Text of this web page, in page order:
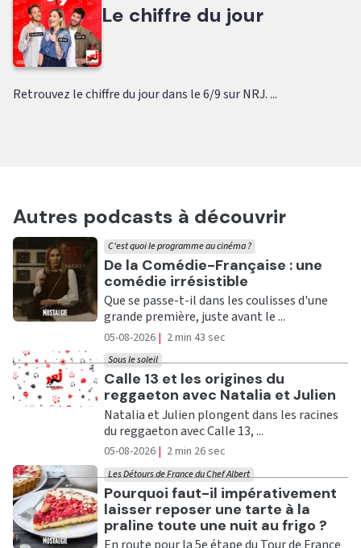
Le chiffre du jour
Retrouvez le chiffre du jour dans le 6/9 sur NRJ. ...
Autres podcasts à découvrir
Ecouter
De la Comédie-Française : une
comédie irrésistible
C'est quoi le programme au cinéma ?
Que se passe-t-il dans les coulisses d'une
grande première, juste avant le ...
05-08-2026 | 2 min 43 sec
Ecouter
Calle 13 et les origines du
reggaeton avec Natalia et Julien
Sous le soleil
Natalia et Julien plongent dans les racines
du reggaeton avec Calle 13, ...
05-08-2026 | 2 min 26 sec
Ecouter
Pourquoi faut-il impérativement
laisser reposer une tarte à la
praline toute une nuit au frigo ?
Les Détours de France du Chef Albert